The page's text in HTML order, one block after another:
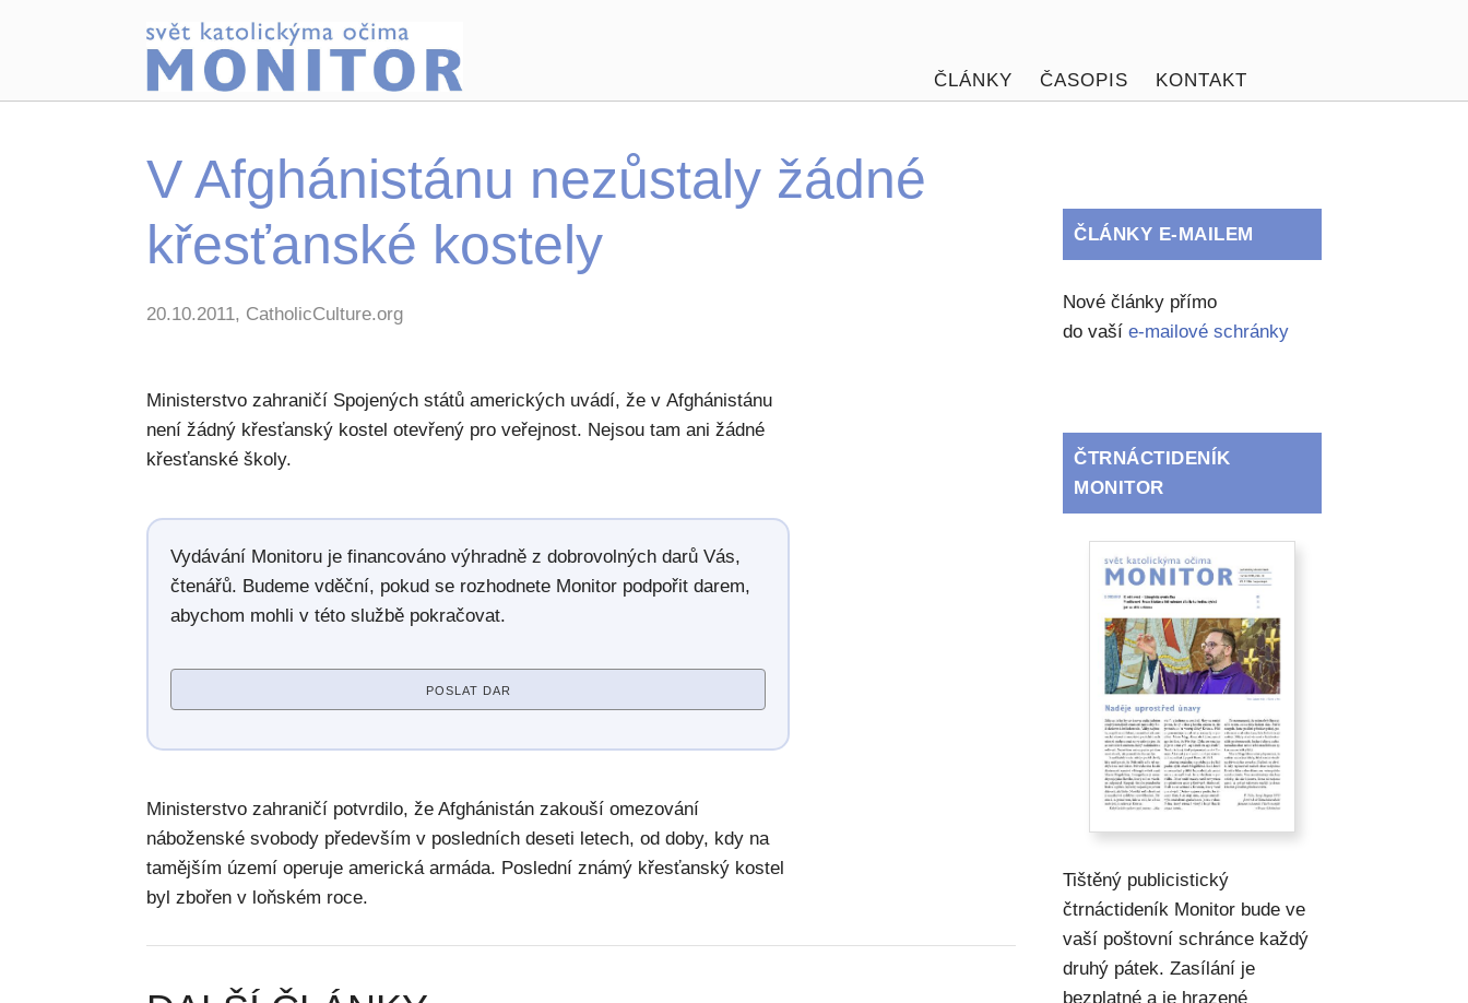
ČLÁNKY ČASOPIS KONTAKT
V Afghánistánu nezůstaly žádné
křesťanské kostely
20.10.2011, CatholicCulture.org
Ministerstvo zahraničí Spojených států amerických uvádí, že v Afghánistánu
není žádný křesťanský kostel otevřený pro veřejnost. Nejsou tam ani žádné
křesťanské školy.
Vydávání Monitoru je financováno výhradně z dobrovolných darů Vás,
čtenářů. Budeme vděční, pokud se rozhodnete Monitor podpořit darem,
abychom mohli v této službě pokračovat.
POSLAT DAR
Ministerstvo zahraničí potvrdilo, že Afghánistán zakouší omezování
náboženské svobody především v posledních deseti letech, od doby, kdy na
tamějším území operuje americká armáda. Poslední známý křesťanský kostel
byl zbořen v loňském roce.
ČLÁNKY E-MAILEM
Nové články přímo
do vašíe-mailové schránky
ČTRNÁCTIDENÍK
MONITOR
Tištěný publicistický
čtrnáctideník Monitor bude ve
vaší poštovní schránce každý
druhý pátek. Zasílání je
bezplatné a je hrazené